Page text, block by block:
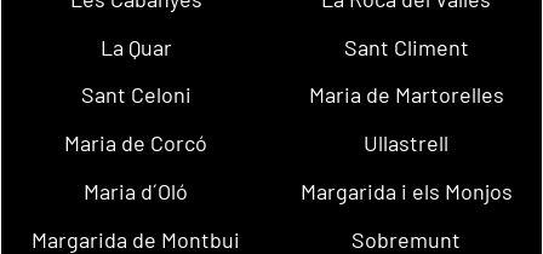
La Quar
Sant Climent
Sant Celoni
Maria de Martorelles
Maria de Corcó
Ullastrell
Maria d´Oló
Margarida i els Monjos
Margarida de Montbui
Sobremunt